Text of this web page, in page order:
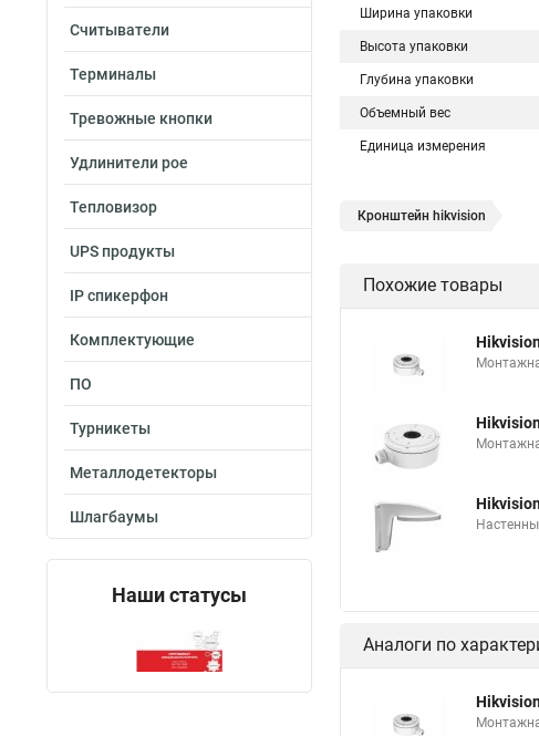
Считыватели
Терминалы
Тревожные кнопки
Удлинители poe
Тепловизор
UPS продукты
IP спикерфон
Комплектующие
ПО
Турникеты
Металлодетекторы
Шлагбаумы
Наши статусы
Ширина упаковки
Высота упаковки
Глубина упаковки
Объемный вес
Единица измерения
Кронштейн hikvision
Похожие товары
Аналоги по